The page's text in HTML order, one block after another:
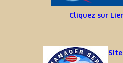
Cliquez sur